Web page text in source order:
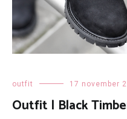
outfit 17 november
Outfit | Black